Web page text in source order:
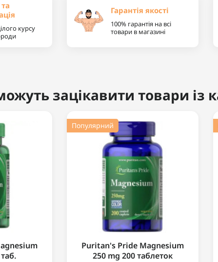
курсу
Гарантія якості
100% гарантія на всі
товари в магазині
зацікавити товари із
Популярний
Puritan's Pride Magnesium
250 mg 200 таблеток